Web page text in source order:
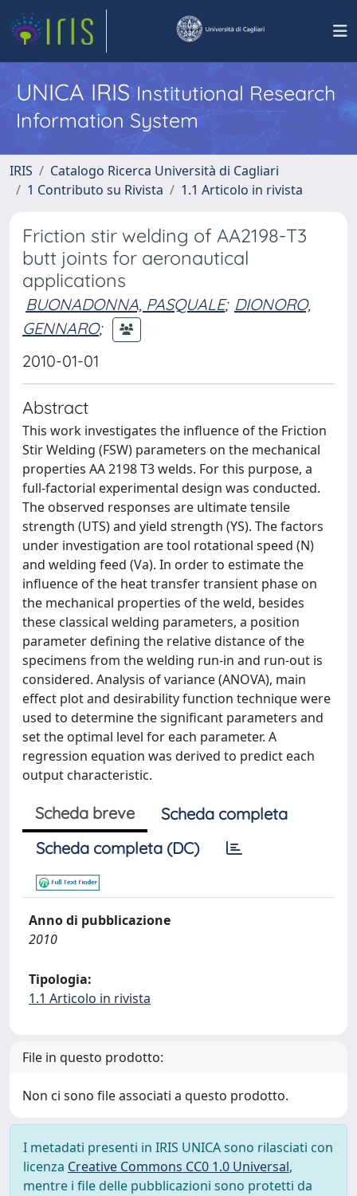
UNICA IRISInstitutional Research
Information System
IRIS
Catalogo Ricerca Università di Cagliari
1 Contributo su Rivista
1.1 Articolo in rivista
Friction stir welding of AA2198-T3
butt joints for aeronautical
applications
BUONADONNA, PASQUALE; DIONORO,
GENNARO;
2010-01-01
Abstract
This work investigates the influence of the Friction
Stir Welding (FSW) parameters on the mechanical
properties AA 2198 T3 welds. For this purpose, a
full-factorial experimental design was conducted.
The observed responses are ultimate tensile
strength (UTS) and yield strength (YS). The factors
under investigation are tool rotational speed (N)
and welding feed (Va). In order to estimate the
influence of the heat transfer transient phase on
the mechanical properties of the weld, besides
these classical welding parameters, a position
parameter defining the relative distance of the
specimens from the welding run-in and run-out is
considered. Analysis of variance (ANOVA), main
effect plot and desirability function technique were
used to determine the significant parameters and
set the optimal level for each parameter. A
regression equation was derived to predict each
output characteristic.
Scheda breve
Scheda completa
Scheda completa (DC)
Anno di pubblicazione
2010
Tipologia:
1.1 Articolo in rivista
File in questo prodotto:
Non ci sono file associati a questo prodotto.
I metadati presenti in IRIS UNICA sono rilasciati con
licenza Creative Commons CC0 1.0 Universal,
mentre i file delle pubblicazioni sono protetti da